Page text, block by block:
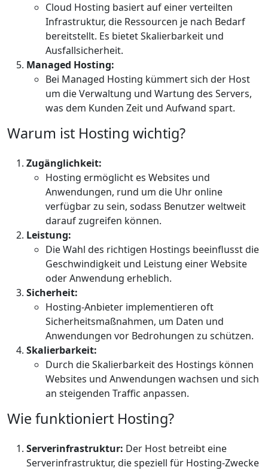
Cloud Hosting basiert auf einer verteilten
Infrastruktur, die Ressourcen je nach Bedarf
bereitstellt. Es bietet Skalierbarkeit und
Ausfallsicherheit.
Managed Hosting:
Bei Managed Hosting kümmert sich der Host
um die Verwaltung und Wartung des Servers,
was dem Kunden Zeit und Aufwand spart.
Warum ist Hosting wichtig?
Zugänglichkeit:
Hosting ermöglicht es Websites und
Anwendungen, rund um die Uhr online
verfügbar zu sein, sodass Benutzer weltweit
darauf zugreifen können.
Leistung:
Die Wahl des richtigen Hostings beeinflusst die
Geschwindigkeit und Leistung einer Website
oder Anwendung erheblich.
Sicherheit:
Hosting-Anbieter implementieren oft
Sicherheitsmaßnahmen, um Daten und
Anwendungen vor Bedrohungen zu schützen.
Skalierbarkeit:
Durch die Skalierbarkeit des Hostings können
Websites und Anwendungen wachsen und sich
an steigenden Traffic anpassen.
Wie funktioniert Hosting?
Serverinfrastruktur: Der Host betreibt eine
Serverinfrastruktur, die speziell für Hosting-Zwecke